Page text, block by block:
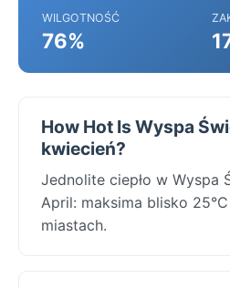
WILGOTNOŚĆ
76%
How Hot Is Wyspa
kwiecień?
Jednolite ciepło w Wyspa
April: maksima blisko
miastach.